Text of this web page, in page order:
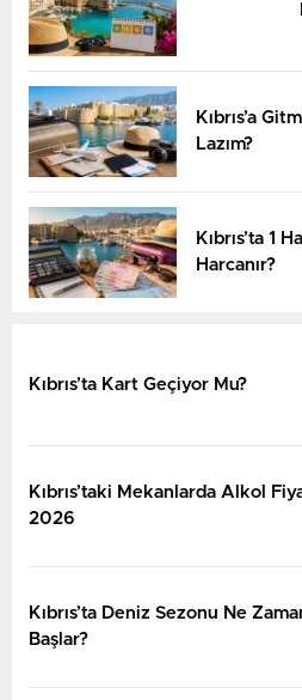
Kıbrıs’a
Lazım?
Kıbrıs’ta 1
Harcanır?
Kıbrıs’ta Kart Geçiyor Mu?
Kıbrıs’taki Mekanlarda Alkol
2026
Kıbrıs’ta Deniz Sezonu Ne
Başlar?